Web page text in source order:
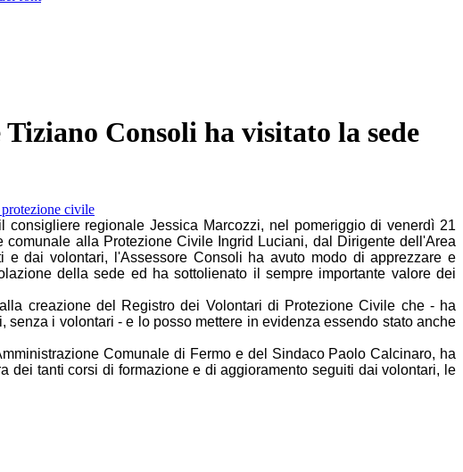
Consoli ha visitato la sede
regionale Jessica Marcozzi, nel pomeriggio di venerdì 21
alla Protezione Civile Ingrid Luciani, dal Dirigente dell'Area
e dai volontari, l'Assessore Consoli ha avuto modo di apprezzare e
della sede ed ha sottolienato il sempre importante valore dei
creazione del Registro dei Volontari di Protezione Civile che - ha
i volontari - e lo posso mettere in evidenza essendo stato anche
Comunale di Fermo e del Sindaco Paolo Calcinaro, ha
dei tanti corsi di formazione e di aggioramento seguiti dai volontari, le